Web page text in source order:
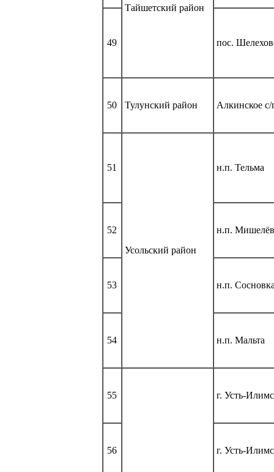
Тайшетский район
49 пос.
50 Тулунский район Алкинское с/
51
Усольский район
н.п. Тельма
52 н.п.
53 н.п.
54 н.п. Мальта
55 г. Усть-
56 г. Усть-